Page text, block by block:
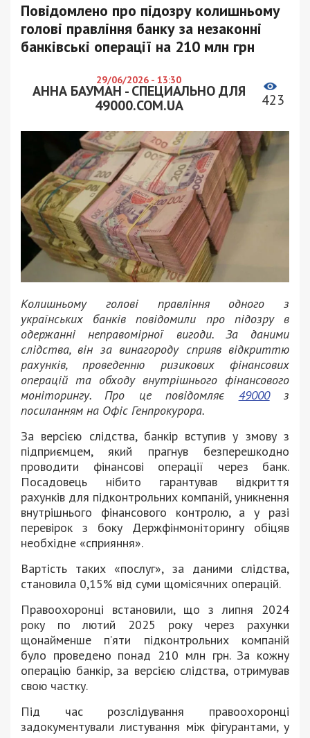
Повідомлено про підозру колишньому
голові правління банку за незаконні
банківські операції на 210 млн грн
29/06/2026 - 13:30
АННА БАУМАН - СПЕЦИАЛЬНО ДЛЯ
49000.COM.UA
423
Колишньому голові правління одного з
українських банків повідомили про підозру в
одержанні неправомірної вигоди. За даними
слідства, він за винагороду сприяв відкриттю
рахунків, проведенню ризикових фінансових
операцій та обходу внутрішнього фінансового
моніторингу. Про це повідомляє 49000з
посиланням на Офіс Генпрокурора.
За версією слідства, банкір вступив у змову з
підприємцем, який прагнув безперешкодно
проводити фінансові операції через банк.
Посадовець нібито гарантував відкриття
рахунків для підконтрольних компаній, уникнення
внутрішнього фінансового контролю, а у разі
перевірок з боку Держфінмоніторингу обіцяв
необхідне «сприяння».
Вартість таких «послуг», за даними слідства,
становила 0,15% від суми щомісячних операцій.
Правоохоронці встановили, що з липня 2024
року по лютий 2025 року через рахунки
щонайменше п’яти підконтрольних компаній
було проведено понад 210 млн грн. За кожну
операцію банкір, за версією слідства, отримував
свою частку.
Під час розслідування правоохоронці
задокументували листування між фігурантами, у